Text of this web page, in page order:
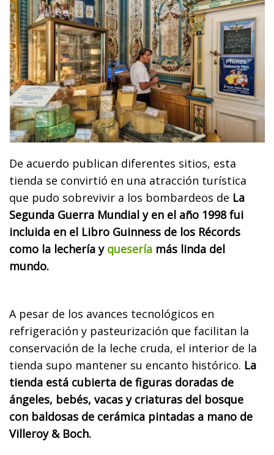
De acuerdo publican diferentes sitios, esta
tienda se convirtió en una atracción turística
que pudo sobrevivir a los bombardeos de La
Segunda Guerra Mundial y en el año 1998 fui
incluida en el Libro Guinness de los Récords
como la lechería y quesería más linda del
mundo.
A pesar de los avances tecnológicos en
refrigeración y pasteurización que facilitan la
conservación de la leche cruda, el interior de la
tienda supo mantener su encanto histórico. La
tienda está cubierta de figuras doradas de
ángeles, bebés, vacas y criaturas del bosque
con baldosas de cerámica pintadas a mano de
Villeroy & Boch.